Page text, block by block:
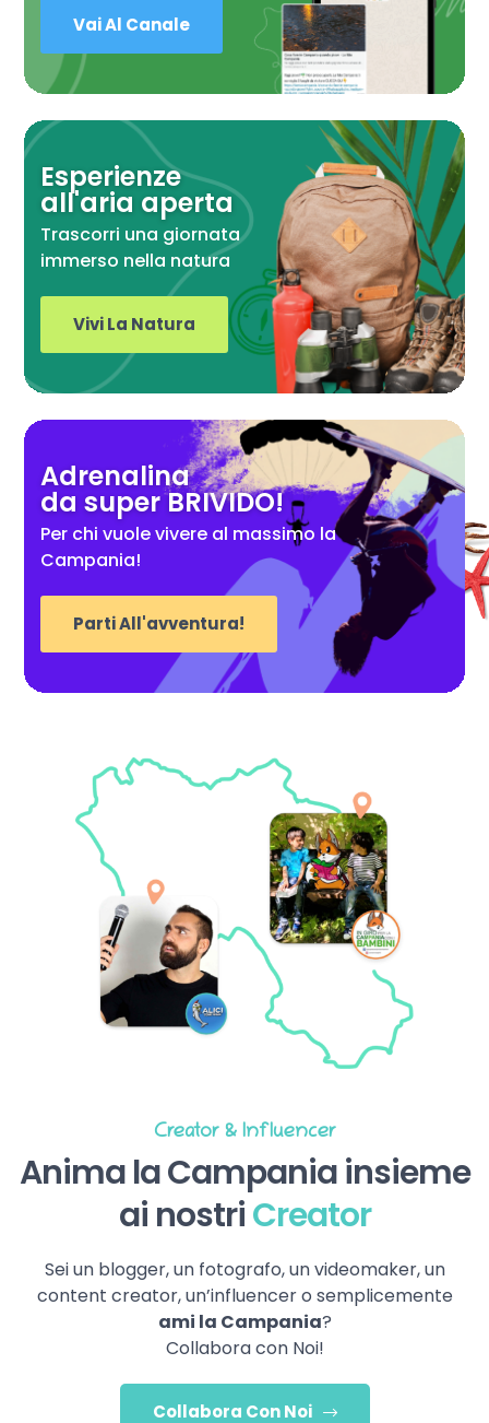
Vai Al Canale
Esperienze
all'aria aperta
Trascorri una giornata
immerso nella natura
Vivi La Natura
Adrenalina
da super BRIVIDO!
Per chi vuole vivere al massimo la
Campania!
Parti All'avventura!
Creator & Influencer
Anima la Campania insieme
ai nostriCreator
Sei un blogger, un fotografo, un videomaker, un
content creator, un’influencer o semplicemente
ami la Campania?
Collabora con Noi!
Collabora Con Noi